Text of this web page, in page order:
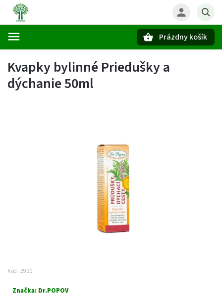
Prázdny košík
Kvapky bylinné Priedušky a
dýchanie 50ml
Kód: 2930
Značka: Dr.POPOV